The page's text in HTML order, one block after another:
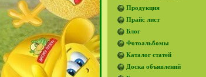
Продукция
Прайс лист
Блог
Фотоальбомы
Каталог статей
Доска объявлений